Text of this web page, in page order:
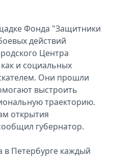
Фонда "Защитники
действий
Центра
и социальных
Они прошли
выстроить
траекторию.
открытия
губернатор.
в Петербурге каждый